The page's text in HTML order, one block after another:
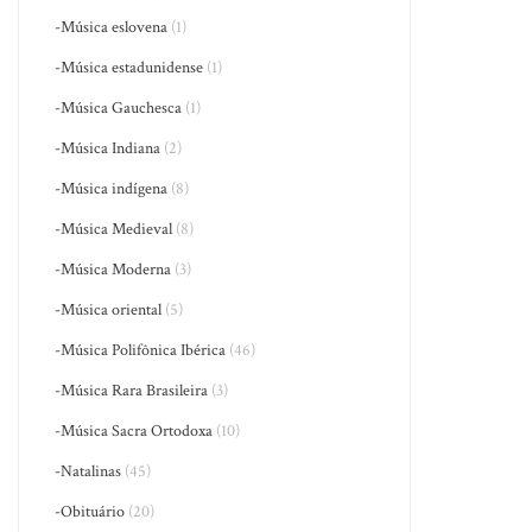
-Música eslovena (1)
-Música estadunidense (1)
-Música Gauchesca (1)
-Música Indiana (2)
-Música indígena (8)
-Música Medieval (8)
-Música Moderna (3)
-Música oriental (5)
-Música Polifônica Ibérica (46)
-Música Rara Brasileira (3)
-Música Sacra Ortodoxa (10)
-Natalinas (45)
-Obituário (20)